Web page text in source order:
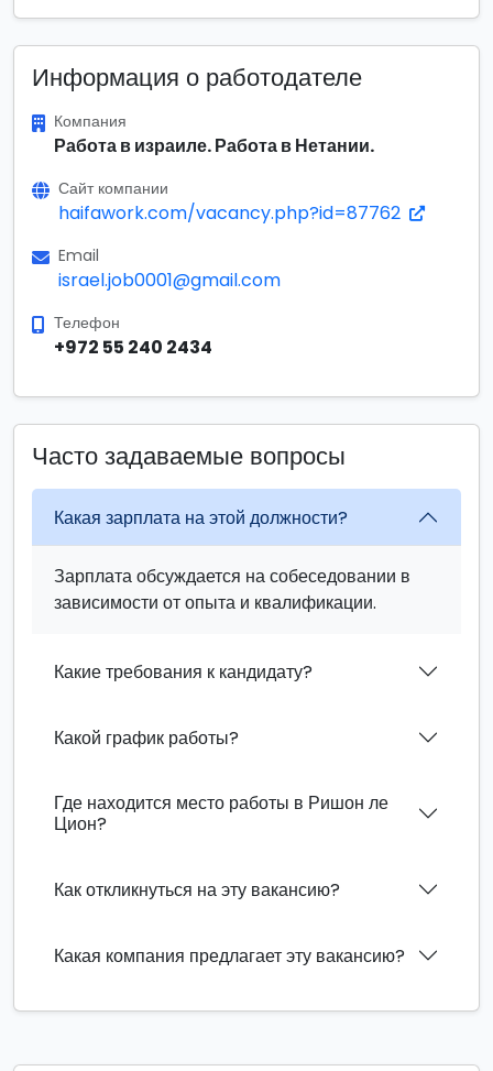
Информация о работодателе
Компания
Работа в израиле. Работа в Нетании.
Сайт компании
haifawork.com/vacancy.php?id=87762
Email
israel.job0001@gmail.com
Телефон
+972 55 240 2434
Часто задаваемые вопросы
Какая зарплата на этой должности?
Зарплата обсуждается на собеседовании в
зависимости от опыта и квалификации.
Какие требования к кандидату?
Какой график работы?
Где находится место работы в Ришон ле
Цион?
Как откликнуться на эту вакансию?
Какая компания предлагает эту вакансию?